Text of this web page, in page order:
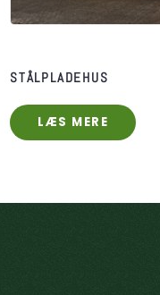
STÅLPLADEHUS
LÆS MERE